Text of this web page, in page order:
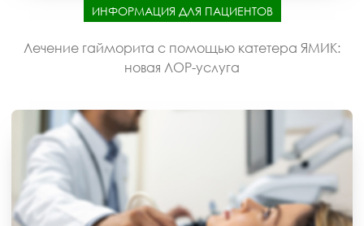
ИНФОРМАЦИЯ ДЛЯ ПАЦИЕНТОВ
Лечение гайморита с помощью катетера ЯМИК:
новая ЛОР-услуга